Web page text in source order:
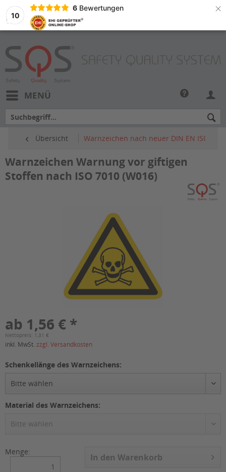
10
6 Bewertungen ×
MENÜ
Übersicht Warnzeichen nach neuer DIN EN ISO
Warnzeichen Warnung vor giftigen
Stoffen nach ISO 7010 (W016)
ab 1,56 € *
Nettopreis: 1,31 €
inkl. MwSt. zzgl. Versandkosten
Schenkellänge des Warnzeichens:
Material des Warnzeichens:
Menge:
In den Warenkorb